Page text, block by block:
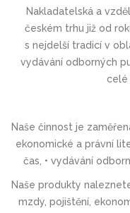
Nakladatelská a
českém trhu již od
s nejdelší tradicí v
vydávání odborných
celé
Naše činnost je
ekonomické a právní
čas, • vydávání
Naše produkty
mzdy, pojištění,